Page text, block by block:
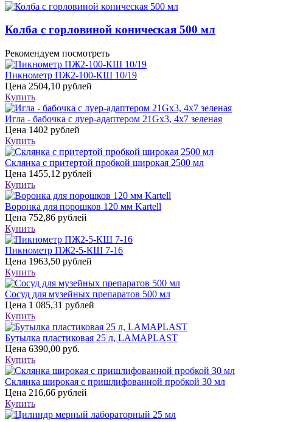
Колба с горловиной коническая 500 мл
Рекомендуем посмотреть
Пикнометр ПЖ2-100-КШ 10/19
Цена 2504,10 рублей
Купить
Игла - бабочка с луер-адаптером 21Gх3, 4х7 зеленая
Цена 1402 рублей
Купить
Склянка с притертой пробкой широкая 2500 мл
Цена 1455,12 рублей
Купить
Воронка для порошков 120 мм Kartell
Цена 752,86 рублей
Купить
Пикнометр ПЖ2-5-КШ 7-16
Цена 1963,50 рублей
Купить
Сосуд для музейных препаратов 500 мл
Цена 1 085,31 рублей
Купить
Бутылка пластиковая 25 л, LAMAPLAST
Цена 6390,00 руб.
Купить
Склянка широкая с пришлифованной пробкой 30 мл
Цена 216,66 рублей
Купить